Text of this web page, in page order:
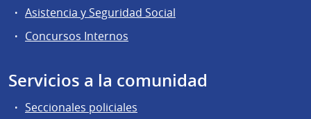
Asistencia y Seguridad Social
Concursos Internos
Servicios a la comunidad
Seccionales policiales